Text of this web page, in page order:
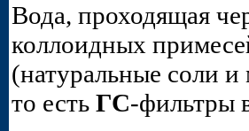
Вода, проходящая
коллоидных
(натуральные соли
то есть ГС-фильтры